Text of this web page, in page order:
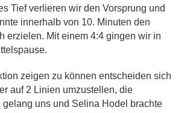
Tief verlieren wir den Vorsprung und
innerhalb von 10. Minuten den
erzielen. Mit einem 4:4 gingen wir in
zeigen zu können entscheiden sich
auf 2 Linien umzustellen, die
gelang uns und Selina Hodel brachte